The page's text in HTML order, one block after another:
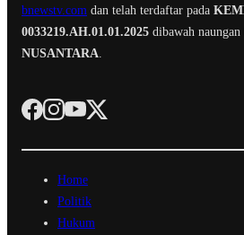
bnewstv.com dan telah terdaftar pada
0033219.AH.01.01.2025 dibawah naungan
NUSANTARA.
Home
Politik
Hukum